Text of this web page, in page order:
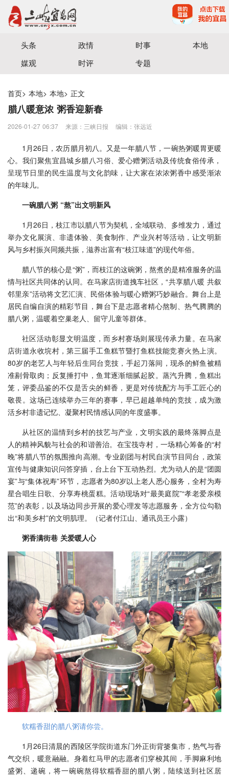
宜昌三峡融媒体中心主办
头条 政情 时事
本地
媒观
时评 专题
首页> 本地> 本地> 正文
腊八暖意浓 粥香迎新春
2026-01-27 06:37 来源：三峡日报 编辑：张远近
1月26日，农历腊月初八。又是一年腊八节，一碗热粥暖胃更暖
心。我们聚焦宜昌城乡腊八习俗、爱心赠粥活动及传统食俗传承，
呈现节日里的民生温度与文化韵味，让大家在浓浓粥香中感受渐浓
的年味儿。
一碗腊八粥 “熬”出文明新风
1月26日，枝江市以腊八节为契机，全域联动、多维发力，通过
举办文化展演、非遗体验、美食制作、产业兴村等活动，让文明新
风与乡村振兴同频共振，滋养出富有“枝江味道”的现代年俗。
腊八节的核心是“粥”，而枝江的这碗粥，熬煮的是精准服务的温
情与社区共同体的认同。在马家店街道拽车社区，“共享腊八暖 共叙
邻里亲”活动将文艺汇演、民俗体验与暖心赠粥巧妙融合。舞台上是
居民自编自演的精彩节目，舞台下是志愿者精心熬制、热气腾腾的
腊八粥，温暖着空巢老人、留守儿童等群体。
社区活动彰显文明温度，而乡村赛场则展现传承力量。在马家
店街道永收垸村，第三届手工鱼糕节暨打鱼糕技能竞赛火热上演。
80岁的老艺人与年轻后生同台竞技，手起刀落间，现杀的鲜鱼被精
准剔骨取肉；反复捶打中，鱼茸逐渐细腻起胶。蒸汽升腾，鱼糕出
笼，评委品鉴的不仅是舌尖的鲜香，更是对传统配方与手工匠心的
敬畏。这场已连续举办三年的赛事，早已超越单纯的竞技，成为激
活乡村非遗记忆、凝聚村民情感认同的年度盛事。
从社区的温情到乡村的技艺与产业，文明实践的最终落脚点是
人的精神风貌与社会的和谐善治。在宝筏寺村，一场精心筹备的“村
晚”将腊八节的氛围推向高潮。专业剧团与村民自演节目同台，政策
宣传与健康知识问答穿插，台上台下互动热烈。尤为动人的是“团圆
宴”与“集体祝寿”环节，志愿者为80岁以上老人悉心服务，全村为寿
星合唱生日歌、分享寿桃蛋糕。活动现场对“最美庭院”“孝老爱亲模
范”的表彰，以及场边同步开展的爱心理发等志愿服务，全方位勾勒
出“和美乡村”的文明肌理。（记者付江山、通讯员王小露）
粥香满街巷 关爱暖人心
软糯香甜的腊八粥请你尝。
1月26日清晨的西陵区学院街道东门外正街背篓集市，热气与香
气交织，暖意融融。身着红马甲的志愿者们穿梭其间，手脚麻利地
盛粥、递碗，将一碗碗熬得软糯香甜的腊八粥，陆续送到社区居